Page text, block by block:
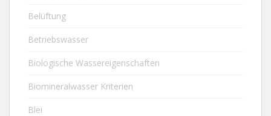
Belüftung
Betriebswasser
Biologische Wassereigenschaften
Biomineralwasser Kriterien
Blei